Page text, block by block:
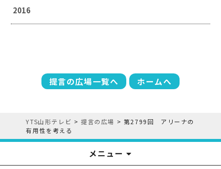
2016
提言の広場一覧へ ホームへ
YTS山形テレビ >提言の広場 > 第2799回 アリーナの
有用性を考える
メニュー